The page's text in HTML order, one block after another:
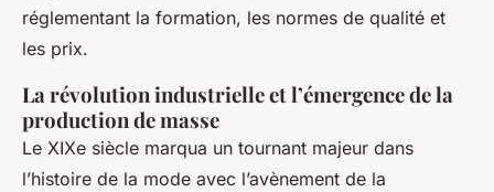
réglementant la formation, les normes de qualité et
les prix.
La révolution industrielle et l’émergence de la
production de masse
Le XIXe siècle marqua un tournant majeur dans
l’histoire de la mode avec l’avènement de la